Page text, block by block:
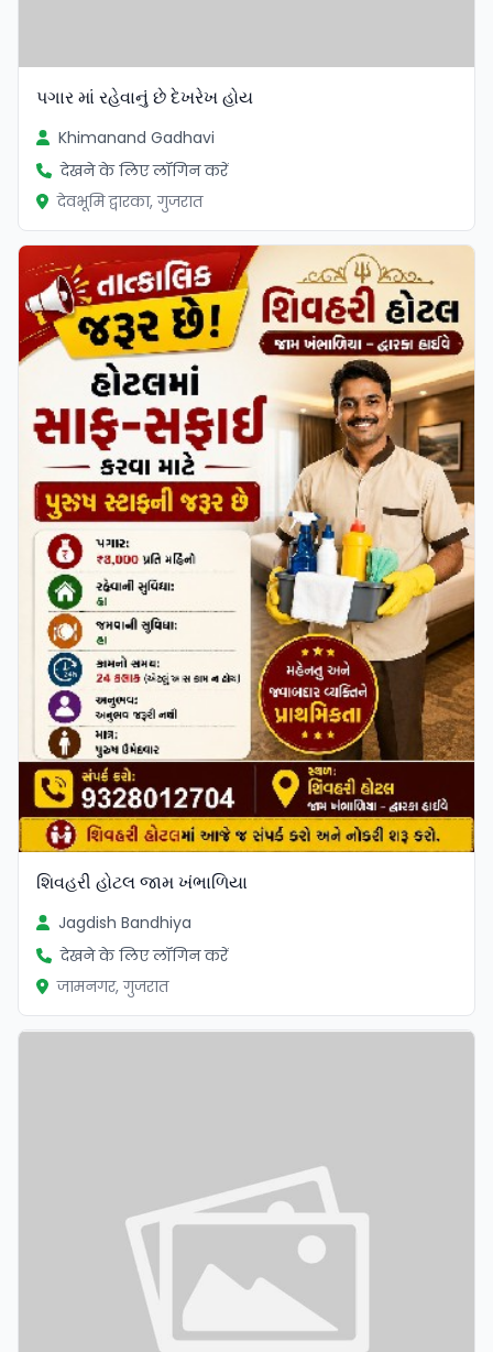
પગાર માં રહેવાનું છે દેખરેખ હોય
Khimanand Gadhavi
देखने के लिए लॉगिन करें
देवभूमि द्वारका, गुजरात
શિવહરી હોટલ જામ ખંભાળિયા
Jagdish Bandhiya
देखने के लिए लॉगिन करें
जामनगर, गुजरात